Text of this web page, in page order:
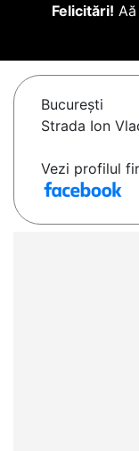
Felicitări!
Bucureşti
Strada Ion
Vezi profilul